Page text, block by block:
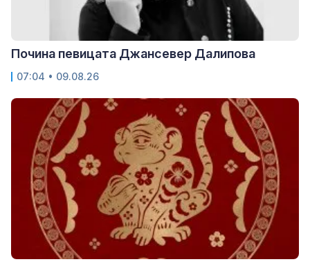
Почина певицата Джансевер Далипова
07:04 • 09.08.26